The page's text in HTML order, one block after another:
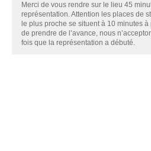
Merci de vous rendre sur le lieu 45
représentation. Attention les places de
le plus proche se situent à 10 minutes
de prendre de l’avance, nous
fois que la représentation a débuté.